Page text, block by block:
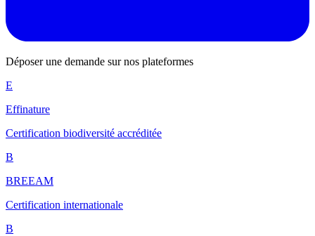
Déposer une demande sur nos plateformes
E
Effinature
Certification biodiversité accréditée
B
BREEAM
Certification internationale
B